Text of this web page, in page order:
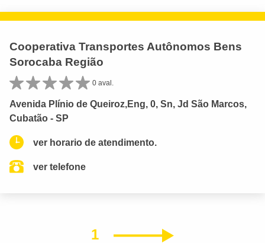
Cooperativa Transportes Autônomos Bens
Sorocaba Região
0 aval.
Avenida Plínio de Queiroz,Eng, 0, Sn, Jd São Marcos,
Cubatão - SP
ver horario de atendimento.
ver telefone
1 Próximo